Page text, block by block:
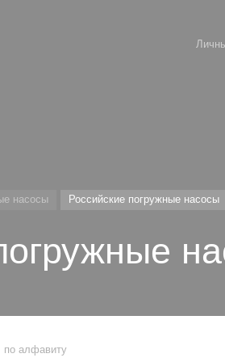
насосы Российские погружные насосы
по алфавиту